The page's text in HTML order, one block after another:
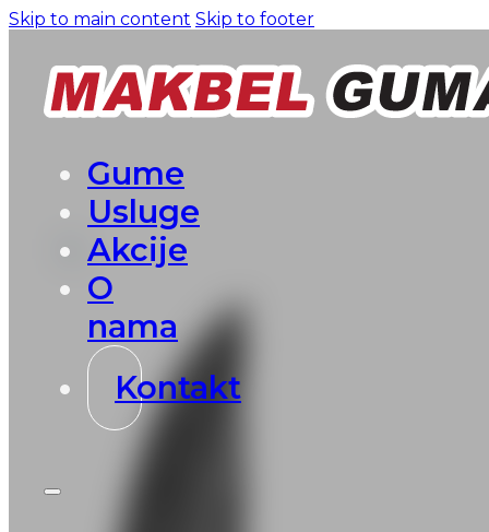
Skip to main content Skip to footer
Gume
Usluge
Akcije
O
nama
Kontakt